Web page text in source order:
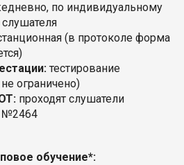
по индивидуальному
(в протоколе форма
тестирование
ограничено)
проходят слушатели
№2464
обучение*: